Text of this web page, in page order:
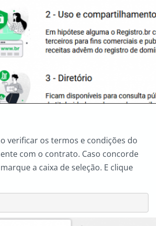
verificar os termos e condições do
com o contrato. Caso concorde
a caixa de seleção. E clique